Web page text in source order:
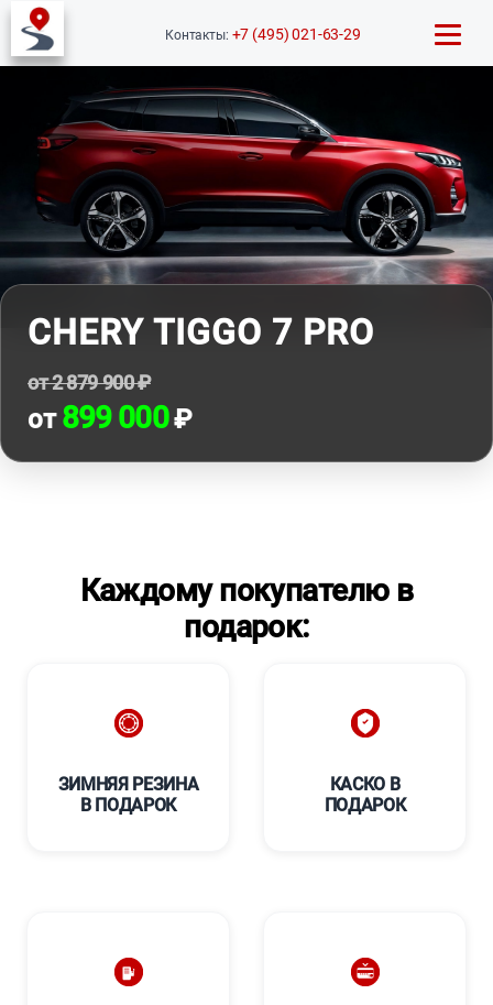
CHERY TIGGO 7 PRO
от 2 879 900 ₽
от899 000₽
Контакты: +7 (495) 021-63-29
Каждому покупателю в
подарок:
ЗИМНЯЯ РЕЗИНА
В ПОДАРОК
КАСКО В
ПОДАРОК
****